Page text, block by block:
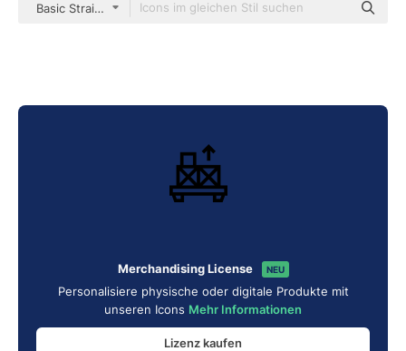
Basic Straight Lineal
Merchandising License NEU
Personalisiere physische oder digitale Produkte mit
unseren Icons Mehr Informationen
Lizenz kaufen